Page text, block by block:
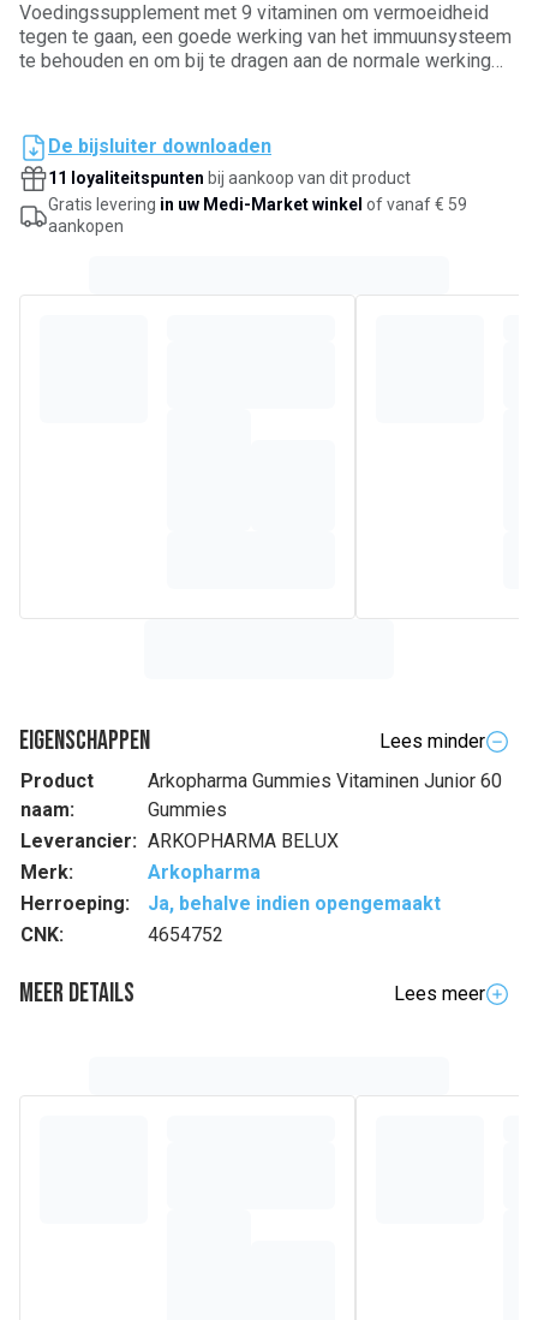
Voedingssupplement met 9 vitaminen om vermoeidheid
tegen te gaan, een goede werking van het immuunsysteem
te behouden en om bij te dragen aan de normale werking
De bijsluiter downloaden
11 loyaliteitspunten bij aankoop van dit product
Gratis levering in uw Medi-Market winkel of vanaf € 59
aankopen
Eigenschappen
Lees minder
Product
naam:
Arkopharma Gummies Vitaminen Junior 60
Gummies
Leverancier: ARKOPHARMA BELUX
Merk:
Arkopharma
Herroeping:
Ja, behalve indien opengemaakt
CNK:
4654752
Meer details
Lees meer
GUMMIES JUNIOR ontwikkeld. Deze formule, speciaal